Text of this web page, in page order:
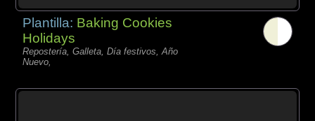
Plantilla: Baking Cookies
Holidays
Repostería, Galleta, Día festivos, Año
Nuevo,